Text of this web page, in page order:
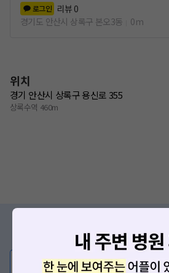
로그인 리뷰 0
경기도 안산시 상록구 본오3동
0m
위치
경기 안산시 상록구 용신로 355
상록수역 460m
증상/치료, 궁금한 점
의사가 직접 답해드
💬 무엇이든 물어보세요